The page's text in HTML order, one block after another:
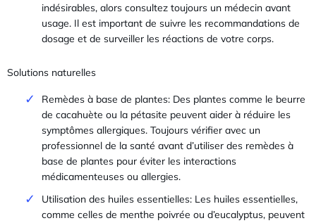
indésirables, alors consultez toujours un médecin avant
usage. Il est important de suivre les recommandations de
dosage et de surveiller les réactions de votre corps.
Solutions naturelles
Remèdes à base de plantes: Des plantes comme le beurre
de cacahuète ou la pétasite peuvent aider à réduire les
symptômes allergiques. Toujours vérifier avec un
professionnel de la santé avant d’utiliser des remèdes à
base de plantes pour éviter les interactions
médicamenteuses ou allergies.
Utilisation des huiles essentielles: Les huiles essentielles,
comme celles de menthe poivrée ou d’eucalyptus, peuvent